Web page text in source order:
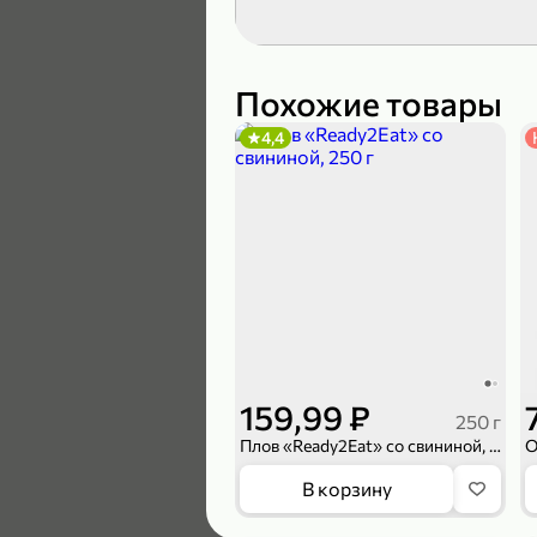
Похожие товары
159,99 ₽ 250 г
Плов «Ready2Eat» со свининой, 250 г
4,4
В корзину
189,99 ₽
В корзину
149,99 ₽
169,99 ₽